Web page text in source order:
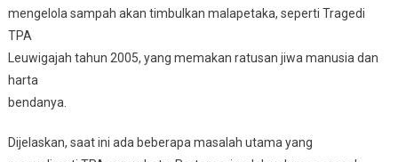
mengelola sampah akan timbulkan malapetaka, seperti Tragedi
TPA
Leuwigajah tahun 2005, yang memakan ratusan jiwa manusia dan
harta
bendanya.
Dijelaskan, saat ini ada beberapa masalah utama yang